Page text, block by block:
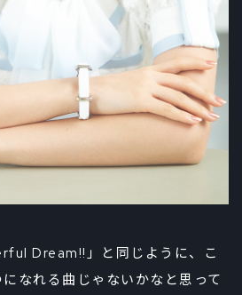
Dream!!」と同じように、こ
なれる曲じゃないかなと思って